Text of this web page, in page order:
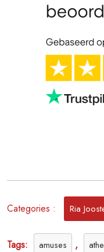
Categories : Ria
Tags: amuses ,